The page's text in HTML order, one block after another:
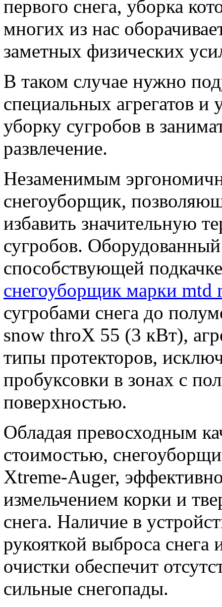
первого снега, уборка
многих из нас
заметных физических
В таком случае нужно
специальных агрегатов и
уборку сугробов в
развлечение.
Незаменимым
снегоуборщик,
избавить значительную
сугробов.
способствующей
снегоуборщик марки mtd
сугробами снега до
snow throX 55 (3 кВт),
типы протекторов,
пробуксовки в зонах с
поверхностью.
Обладая превосходным
стоимостью,
Xtreme-Auger,
измельчением корки и
снега. Наличие в
рукояткой выброса снега
очистки обеспечит
сильные снегопады.